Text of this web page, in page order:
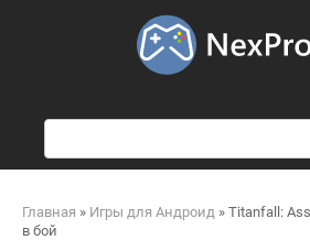
о
и
к
Главная » Игры для Андроид » Titanfall:
в бой